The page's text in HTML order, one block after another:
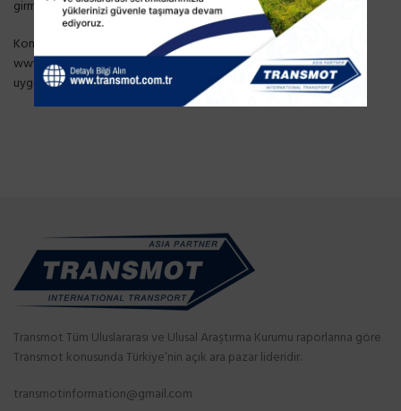
girmiştir.
Konuyla ilgili önceki haberimiz için tıklayınız:
www.transmot.com.tr/kazakistanda-pcr-testi-zorunlulugu-
uygulamalarinda-son-durum/
Transmot Tüm Uluslararası ve Ulusal Araştırma Kurumu raporlarına göre
Transmot konusunda Türkiye’nin açık ara pazar lideridir.
transmotinformation@gmail.com